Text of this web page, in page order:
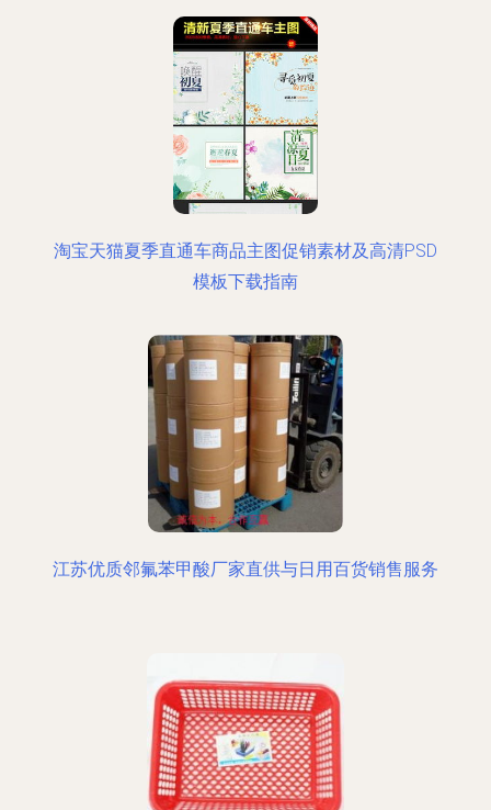
淘宝天猫夏季直通车商品主图促销素材及高清PSD
模板下载指南
江苏优质邻氟苯甲酸厂家直供与日用百货销售服务